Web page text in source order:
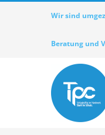
Wir sind
Beratung und